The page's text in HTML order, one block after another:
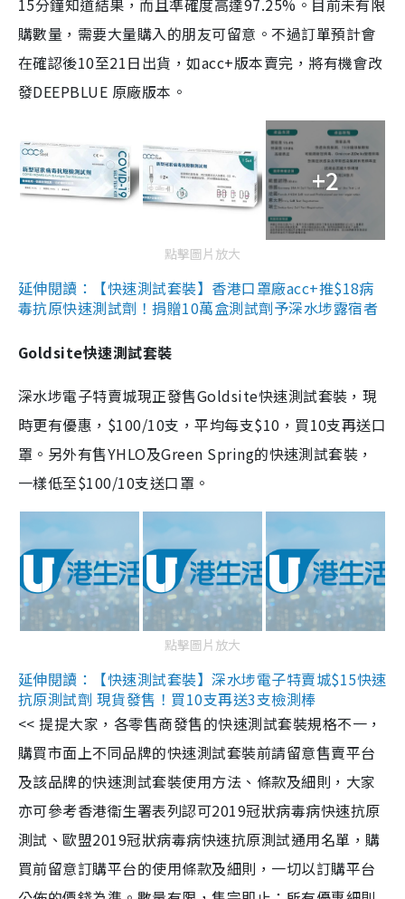
15分鐘知道結果，而且準確度高達97.25%。目前未有限
購數量，需要大量購入的朋友可留意。不過訂單預計會
在確認後10至21日出貨，如acc+版本賣完，將有機會改
發DEEPBLUE 原廠版本。
+2
點擊圖片放大
延伸閱讀：【快速測試套裝】香港口罩廠acc+推$18病
毒抗原快速測試劑！捐贈10萬盒測試劑予深水埗露宿者
Goldsite快速測試套裝
深水埗電子特賣城現正發售Goldsite快速測試套裝，現
時更有優惠，$100/10支，平均每支$10，買10支再送口
罩。另外有售YHLO及Green Spring的快速測試套裝，
一樣低至$100/10支送口罩。
點擊圖片放大
延伸閱讀：【快速測試套裝】深水埗電子特賣城$15快速
抗原測試劑 現貨發售！買10支再送3支檢測棒
<< 提提大家，各零售商發售的快速測試套裝規格不一，
購買市面上不同品牌的快速測試套裝前請留意售賣平台
及該品牌的快速測試套裝使用方法、條款及細則，大家
亦可參考香港衞生署表列認可2019冠狀病毒病快速抗原
測試、歐盟2019冠狀病毒病快速抗原測試通用名單，購
買前留意訂購平台的使用條款及細則，一切以訂購平台